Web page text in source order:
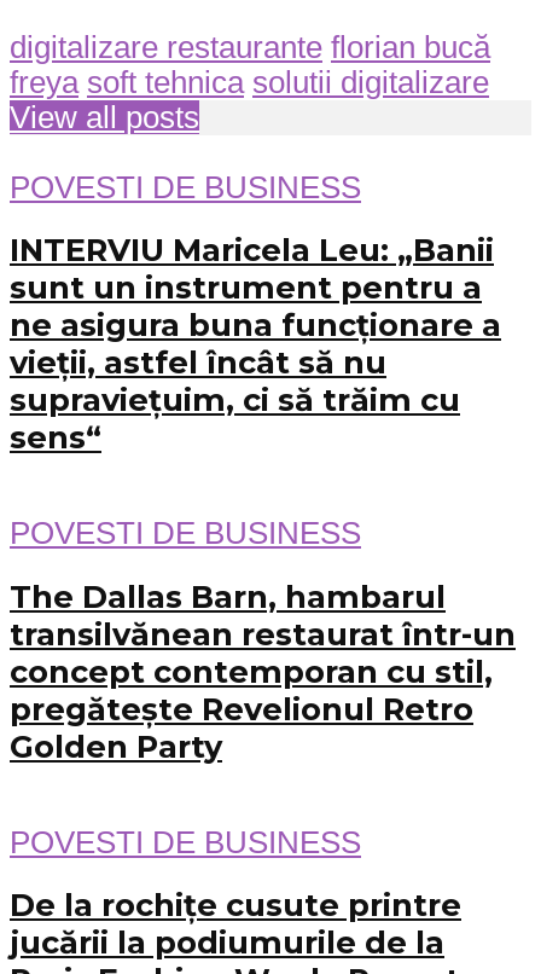
digitalizare restaurante florian bucă
freya soft tehnica solutii digitalizare
View all posts
POVESTI DE BUSINESS
INTERVIU Maricela Leu: „Banii
sunt un instrument pentru a
ne asigura buna funcționare a
vieții, astfel încât să nu
supraviețuim, ci să trăim cu
sens“
POVESTI DE BUSINESS
The Dallas Barn, hambarul
transilvănean restaurat într-un
concept contemporan cu stil,
pregătește Revelionul Retro
Golden Party
POVESTI DE BUSINESS
De la rochițe cusute printre
jucării la podiumurile de la